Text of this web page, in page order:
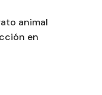
animal
en